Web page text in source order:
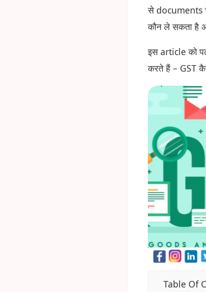
से documents
कौन ले सकता है
इस article को
करते हैं – GST
Table Of